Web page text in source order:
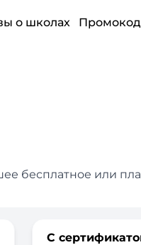
о школах
бесплатное или
С